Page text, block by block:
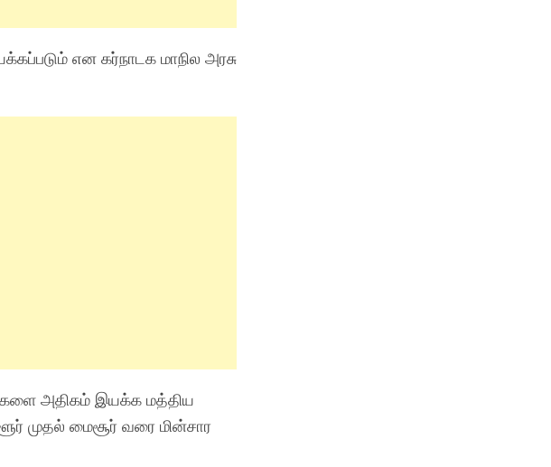
என கர்நாடக மாநில அரசு
அதிகம் இயக்க மத்திய
முதல் மைசூர் வரை மின்சார